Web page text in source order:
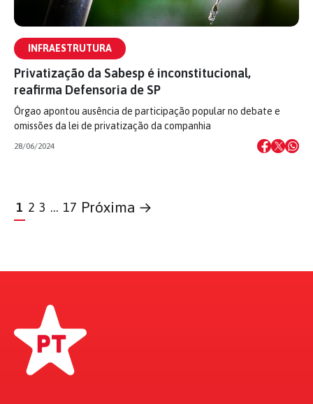
INFRAESTRUTURA
Privatização da Sabesp é inconstitucional,
reafirma Defensoria de SP
Órgao apontou ausência de participação popular no debate e
omissões da lei de privatização da companhia
28/06/2024
1 2 3 … 17 Próxima →